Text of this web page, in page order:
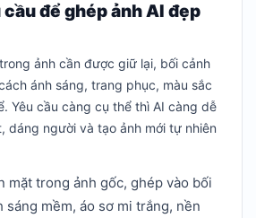
để ghép ảnh AI đẹp
ảnh cần được giữ lại, bối cảnh
ánh sáng, trang phục, màu sắc
Yêu cầu càng cụ thể thì AI càng dễ
dáng người và tạo ảnh mới tự nhiên
mặt trong ảnh gốc, ghép vào bối
sáng mềm, áo sơ mi trắng, nền